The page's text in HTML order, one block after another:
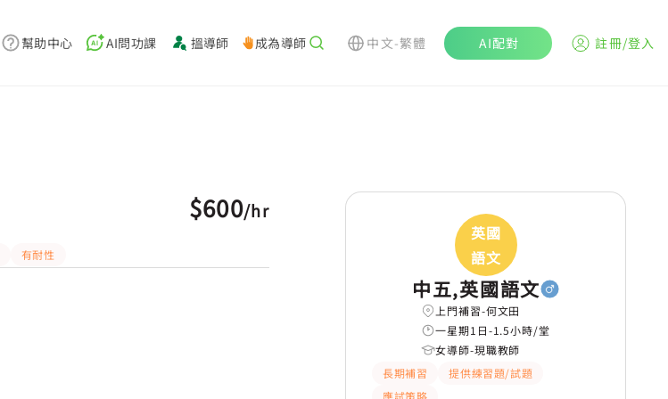
幫助中心 AI問功課 搵導師 成為導師 中文-繁體 AI配對 註冊/登入
有耐性
$600/hr
英國
語文
中五,英國語文
上門補習-何文田
一星期1日-1.5小時/堂
女導師-現職教師
長期補習
提供練習題/試題
應試策略